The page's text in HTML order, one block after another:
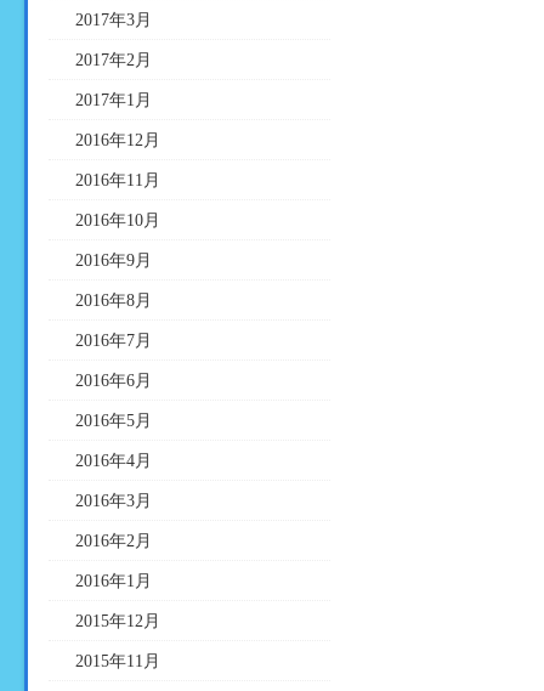
2017年3月
2017年2月
2017年1月
2016年12月
2016年11月
2016年10月
2016年9月
2016年8月
2016年7月
2016年6月
2016年5月
2016年4月
2016年3月
2016年2月
2016年1月
2015年12月
2015年11月